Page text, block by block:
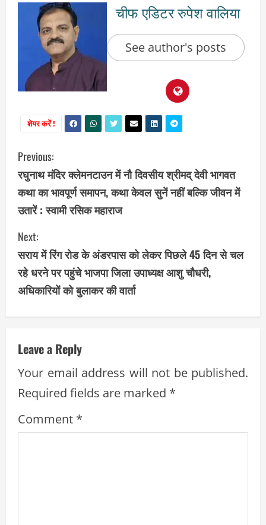
चीफ एडिटर रुपेश वालिया
See author's posts
शेयर करें !
C
o
n
t
i
n
R
e
a
d
Previous:
रघुनाथ मंदिर क्लेमनटाउन में नौ दिवसीय श्रीमद् देवी भागवत
कथा का भावपूर्ण समापन, कथा केवल सुनें नहीं बल्कि जीवन में
उतारें : स्वामी रसिक महाराज
Next:
सराय में रिंग रोड के अंडरपास को लेकर पिछले 45 दिन से चल
रहे धरने पर पहुंचे भाजपा जिला उपाध्यक्ष आशु चौधरी,
अधिकारियों को बुलाकर की वार्ता
Leave a Reply
Your email address will not be published.
Required fields are marked *
Comment *